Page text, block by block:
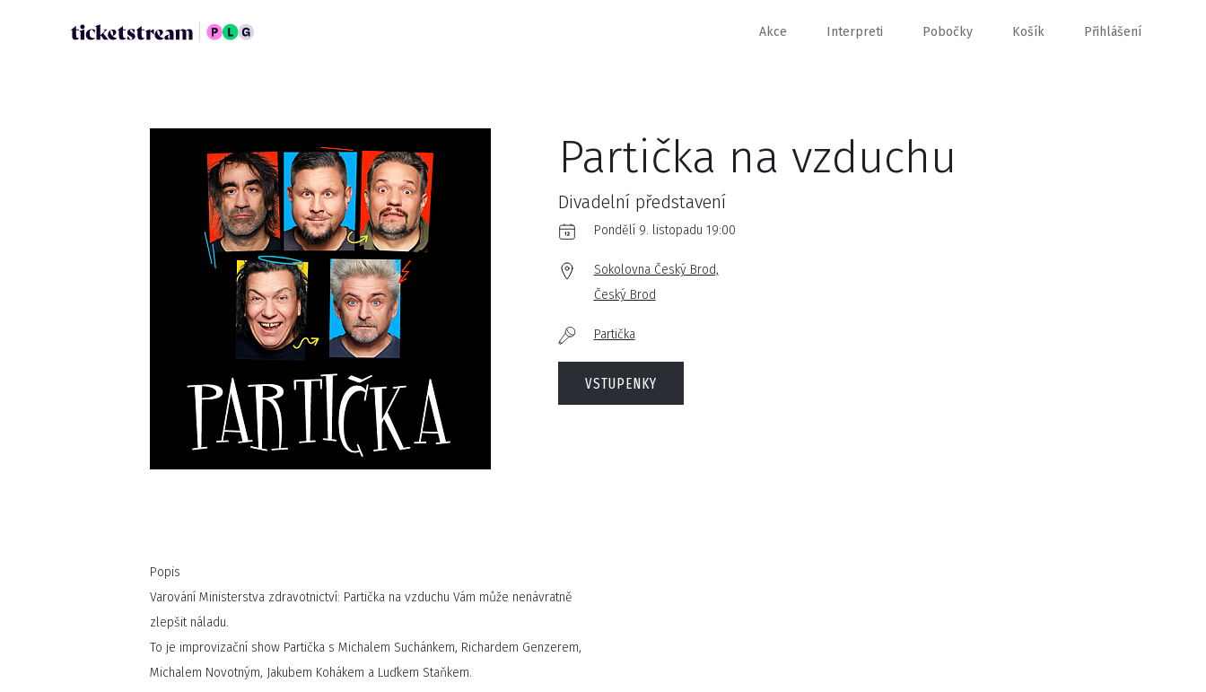
Akce Interpreti Pobočky Košík Přihlášení
Partička na vzduchu
Divadelní představení
Pondělí 9. listopadu 19:00
Sokolovna Český Brod,
Český Brod
Partička
VSTUPENKY
Popis
Varování Ministerstva zdravotnictví: Partička na vzduchu Vám může nenávratně
zlepšit náladu.
To je improvizační show Partička s Michalem Suchánkem, Richardem Genzerem,
Michalem Novotným, Jakubem Kohákem a Luďkem Staňkem.